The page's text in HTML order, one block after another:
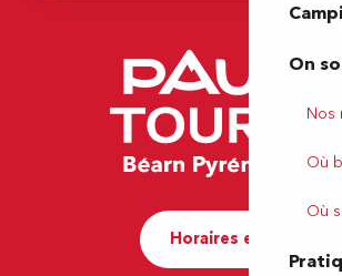
On
Nos
Où
Où
Horaires et contact